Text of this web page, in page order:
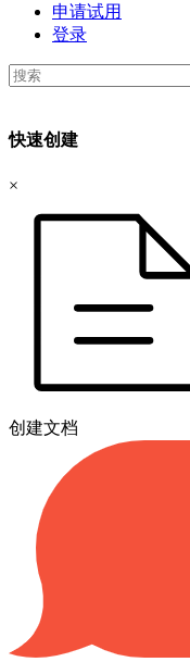
申请试用
登录
快速创建
×
创建文档